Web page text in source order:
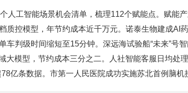
人工智能场景机会清单，梳理112个赋能点。赋能
质控模型，年节约成本近千万元。诺泰生物建成AI
判级时间缩短至15分钟。深远海试验船“未来”号
大模型，节约成本三分之二。人社智能客服日均处
亿条数据。市第一人民医院成功实施苏北首例脑机